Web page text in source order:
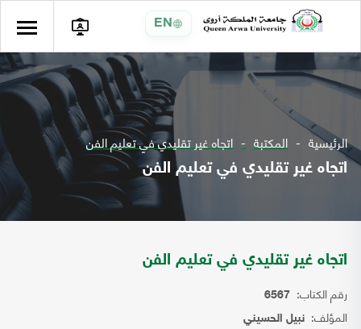
EN
الرئيسية المكتبة اتجاه غير تقليدي في تعليم الفن
اتجاه غير تقليدي في تعليم الفن
اتجاه غير تقليدي في تعليم الفن
رقم الكتاب: 6567
المؤلف: نبيل الحسيني